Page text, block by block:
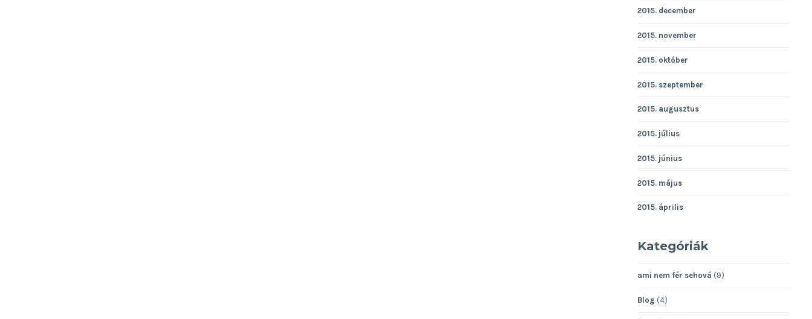
2015. december
2015. november
2015. október
2015. szeptember
2015. augusztus
2015. július
2015. június
2015. május
2015. április
Kategóriák
ami nem fér sehová (9)
Blog (4)